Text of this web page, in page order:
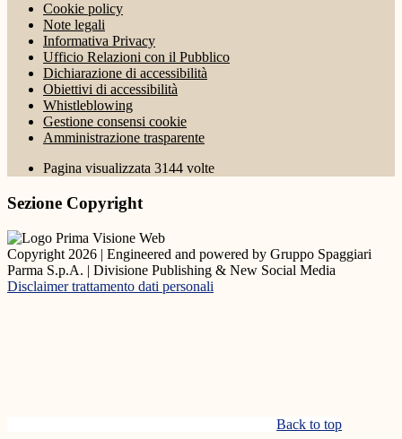
Cookie policy
Note legali
Informativa Privacy
Ufficio Relazioni con il Pubblico
Dichiarazione di accessibilità
Obiettivi di accessibilità
Whistleblowing
Gestione consensi cookie
Amministrazione trasparente
Pagina visualizzata 3144 volte
Sezione Copyright
Copyright 2026 | Engineered and powered by Gruppo Spaggiari
Parma S.p.A. | Divisione Publishing & New Social Media
Disclaimer trattamento dati personali
Back to top